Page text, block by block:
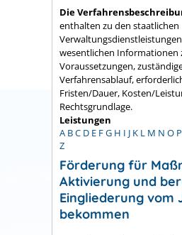
Die
enthalten zu den staatlichen
wesentlichen Informationen
Voraussetzungen,
Verfahrensablauf,
Fristen/Dauer, Kosten/
Rechtsgrundlage.
Leistungen
A BC D E FG H I J K L M N O P
Z
Förderung für
Aktivierung und
Eingliederung vom
bekommen